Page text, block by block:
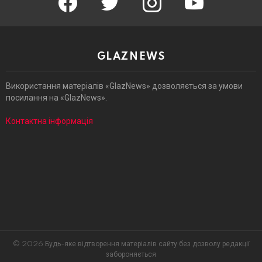
GLAZNEWS
Використання матеріалів «GlazNews» дозволяється за умови
посилання на «GlazNews».
Контактна інформація
© 2026 Будь-яке відтворення матеріалів сайту без дозволу редакції
забороняється